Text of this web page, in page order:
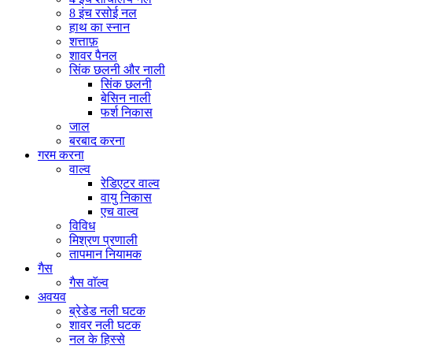
8 इंच रसोई नल
हाथ का स्नान
शत्ताफ़
शावर पैनल
सिंक छलनी और नाली
सिंक छलनी
बेसिन नाली
फर्श निकास
जाल
बरबाद करना
गरम करना
वाल्व
रेडिएटर वाल्व
वायु निकास
एच वाल्व
विविध
मिश्रण प्रणाली
तापमान नियामक
गैस
गैस वाॅल्व
अवयव
ब्रेडेड नली घटक
शावर नली घटक
नल के हिस्से